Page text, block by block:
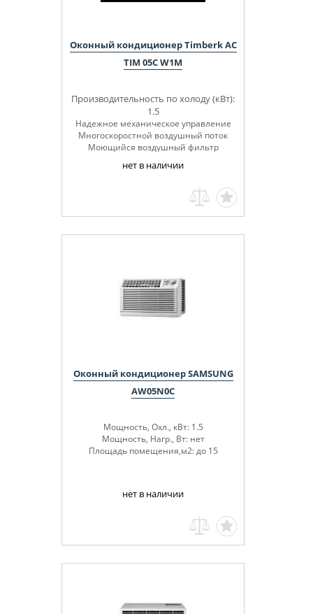
Оконный кондиционер Timberk AC
TIM 05C W1M
Производительность по холоду (кВт):
1.5
Надежное механическое управление
Многоскоростной воздушный поток
Моющийся воздушный фильтр
нет в наличии
Оконный кондиционер SAMSUNG
AW05N0C
Мощность, Охл., кВт: 1.5
Мощность, Нагр., Вт: нет
Площадь помещения,м2: до 15
нет в наличии